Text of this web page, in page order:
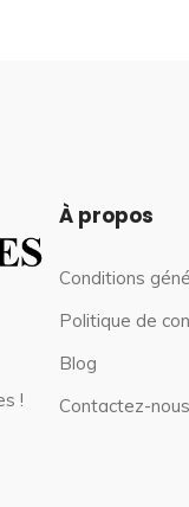
!
À propos
Conditions
Politique de
Blog
Contactez-nous